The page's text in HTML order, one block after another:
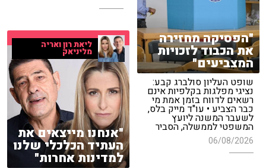
"הפסיקה מחזירה
את הכבוד לזכויות
המצביעים"
שופט העליון סולברג קבע:
נציגי מפלגות בקלפיות אינם
רשאים לדווח בזמן אמת מי
כבר הצביע • עו"ד מייק בלס,
לשעבר המשנה ליועץ
המשפטי לממשלה, הסביר
06/08/2026
ליאת רון ואריה
מליניאק
"אנחנו מייצאים את
העתיד הכלכלי שלנו
למדינות אחרות"